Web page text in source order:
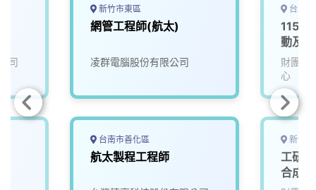
司
新竹市東區
網管工程師(航太)
凌群電腦股份有限公司
台南市善化區
航太製程工程師
台北
動及
財團法
心
新竹
工研
合成/